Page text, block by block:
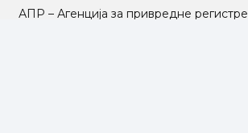
АПР – Агенција за привредне регистре